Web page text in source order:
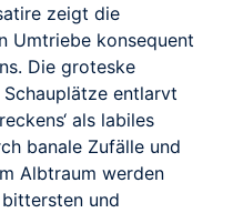
zeigt die
Umtriebe konsequent
Die groteske
entlarvt
als labiles
banale Zufälle und
Albtraum werden
und